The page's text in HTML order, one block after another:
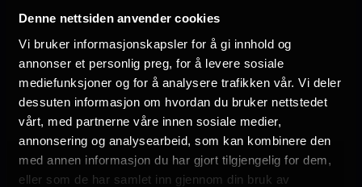
Denne nettsiden anvender cookies
Vi bruker informasjonskapsler for å gi innhold og
annonser et personlig preg, for å levere sosiale
mediefunksjoner og for å analysere trafikken vår. Vi deler
dessuten informasjon om hvordan du bruker nettstedet
vårt, med partnerne våre innen sosiale medier,
annonsering og analysearbeid, som kan kombinere den
med annen informasjon du har gjort tilgjengelig for dem,
eller som de har samlet inn gjennom din bruk av
Språk
EN
Unknown
Distributør
Uavhengig distribusjon
Se mer
på eksotiske steder over hele verden i
samarbeid med
Playing For Change